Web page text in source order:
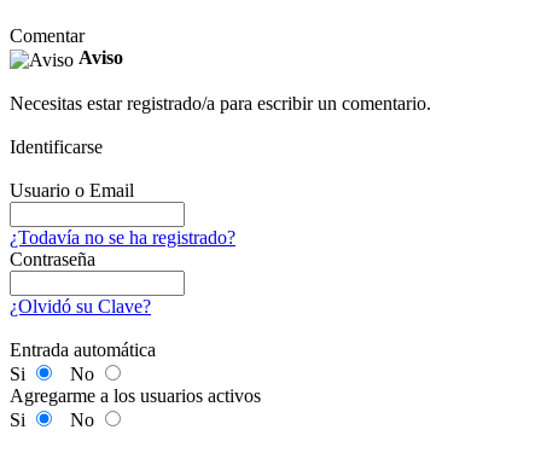
Comentar
Aviso
Necesitas estar registrado/a para escribir un comentario.
Identificarse
Usuario o Email
¿Todavía no se ha registrado?
Contraseña
¿Olvidó su Clave?
Entrada automática
Si
No
Agregarme a los usuarios activos
Si
No